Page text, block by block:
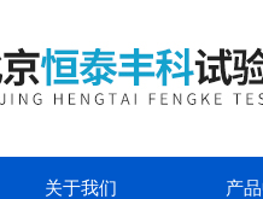
关于我们 产